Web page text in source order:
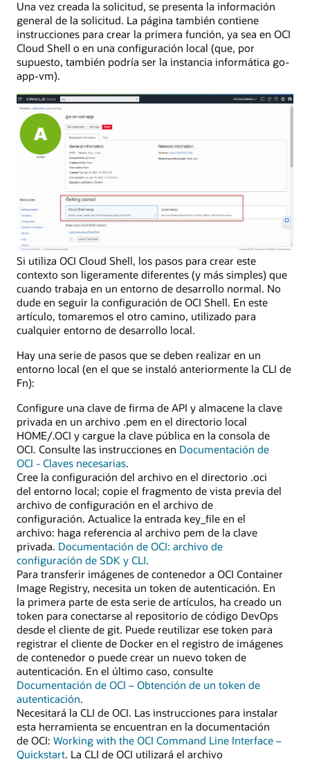
Una vez creada la solicitud, se presenta la información
general de la solicitud. La página también contiene
instrucciones para crear la primera función, ya sea en OCI
Cloud Shell o en una configuración local (que, por
supuesto, también podría ser la instancia informática go-
app-vm).
Si utiliza OCI Cloud Shell, los pasos para crear este
contexto son ligeramente diferentes (y más simples) que
cuando trabaja en un entorno de desarrollo normal. No
dude en seguir la configuración de OCI Shell. En este
artículo, tomaremos el otro camino, utilizado para
cualquier entorno de desarrollo local.
Hay una serie de pasos que se deben realizar en un
entorno local (en el que se instaló anteriormente la CLI de
Fn):
Configure una clave de firma de API y almacene la clave
privada en un archivo .pem en el directorio local
HOME/.OCI y cargue la clave pública en la consola de
OCI. Consulte las instrucciones en Documentación de
OCI - Claves necesarias.
Cree la configuración del archivo en el directorio .oci
del entorno local; copie el fragmento de vista previa del
archivo de configuración en el archivo de
configuración. Actualice la entrada key_file en el
archivo: haga referencia al archivo pem de la clave
privada. Documentación de OCI: archivo de
configuración de SDK y CLI.
Para transferir imágenes de contenedor a OCI Container
Image Registry, necesita un token de autenticación. En
la primera parte de esta serie de artículos, ha creado un
token para conectarse al repositorio de código DevOps
desde el cliente de git. Puede reutilizar ese token para
registrar el cliente de Docker en el registro de imágenes
de contenedor o puede crear un nuevo token de
autenticación. En el último caso, consulte
Documentación de OCI – Obtención de un token de
autenticación.
Necesitará la CLI de OCI. Las instrucciones para instalar
esta herramienta se encuentran en la documentación
de OCI: Working with the OCI Command Line Interface –
Quickstart. La CLI de OCI utilizará el archivo